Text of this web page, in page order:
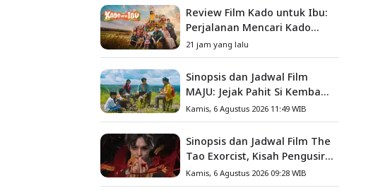
Review Film Kado untuk Ibu:
Perjalanan Mencari Kado
yang Mengajarkan Arti
Keluarga
21 jam yang lalu
Sinopsis dan Jadwal Film
MAJU: Jejak Pahit Si Kembang
Gula, Misteri Hilangnya
Bagas di Lokasi Jambore
Kamis, 6 Agustus 2026 11:49 WIB
Sinopsis dan Jadwal Film The
Tao Exorcist, Kisah Pengusir
Setan Melawan Kutukan
Mematikan
Kamis, 6 Agustus 2026 09:28 WIB